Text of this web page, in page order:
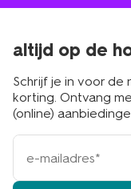
altijd op de
Schrijf je in voor de
korting. Ontvang
(online)
e-
mailadres